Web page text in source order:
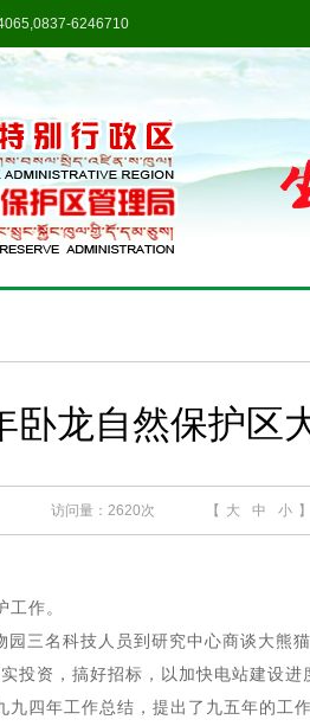
6246710
卧龙自然保护区
访问量： 2620次 【 大 中 小 】
作。
三名科技人员到研究中心商谈大熊猫
投资，搞好招标，以加快电站建设进
四年工作总结，提出了九五年的工